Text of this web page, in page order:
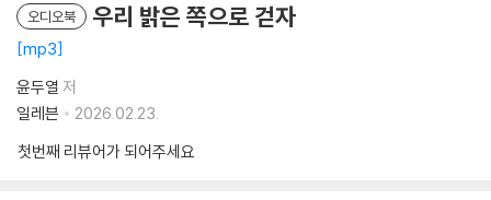
오디오북 우리 밝은 쪽으로 걷자
mp3
윤두열 저
일레븐
2026.02.23.
첫번째 리뷰어가 되어주세요